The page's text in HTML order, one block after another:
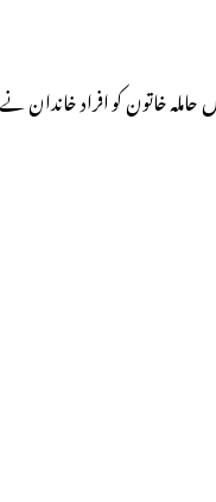
خاتون کو افراد خاندان نے